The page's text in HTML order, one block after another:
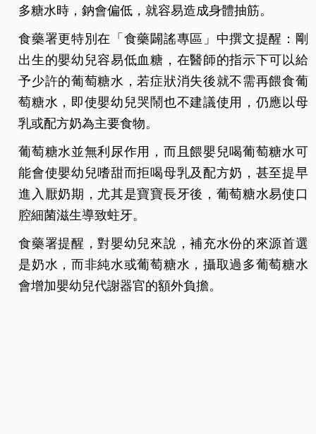
部，國外上也曾發生致死的案例。
此外，關於水分的另外一個迷思是「紅嬰水」！因
為以前生活條件差，可能沒辦法給寶寶喝牛奶，老
一輩觀念中常認為要給寶寶喝俗稱「紅嬰水」的葡
萄糖水以補充營養，好利尿、退胎火，但「紅嬰
水」主要成分就是葡萄糖，體內葡萄糖太高，人體
為了維持電解質平衡，就會把鈉排出去，所以喝很
多糖水時，鈉會偏低，就容易造成身體抽筋。
食藥署更特別在「食藥闢謠專區」中撰文提醒：剛
出生的嬰幼兒容易低血糖，在醫師的指示下可以給
予少許的葡萄糖水，若症狀消失後就不需再餵食葡
萄糖水，即使嬰幼兒哭鬧也不建議使用，仍應以母
乳或配方奶為主要食物。